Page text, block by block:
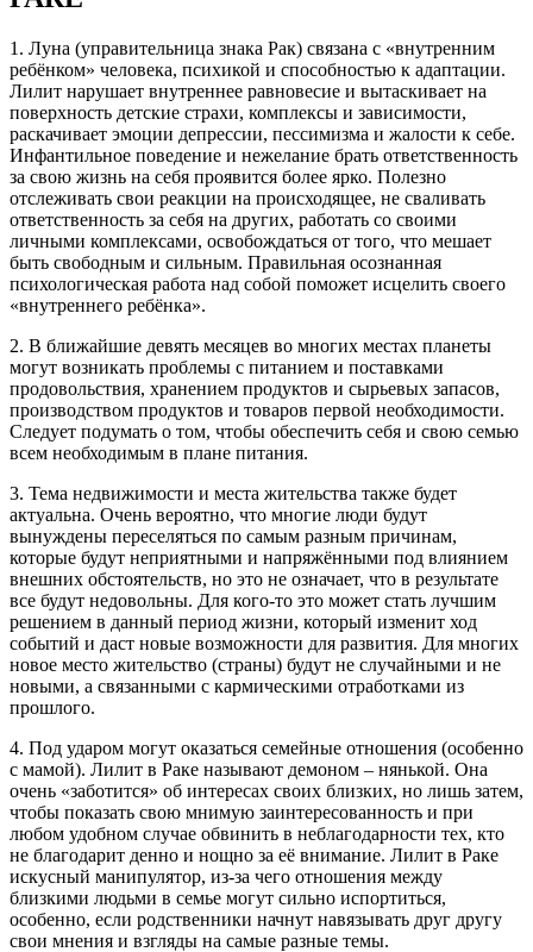
1. Луна (управительница знака Рак) связана с «внутренним
ребёнком» человека, психикой и способностью к адаптации.
Лилит нарушает внутреннее равновесие и вытаскивает на
поверхность детские страхи, комплексы и зависимости,
раскачивает эмоции депрессии, пессимизма и жалости к себе.
Инфантильное поведение и нежелание брать ответственность
за свою жизнь на себя проявится более ярко. Полезно
отслеживать свои реакции на происходящее, не сваливать
ответственность за себя на других, работать со своими
личными комплексами, освобождаться от того, что мешает
быть свободным и сильным. Правильная осознанная
психологическая работа над собой поможет исцелить своего
«внутреннего ребёнка».
2. В ближайшие девять месяцев во многих местах планеты
могут возникать проблемы с питанием и поставками
продовольствия, хранением продуктов и сырьевых запасов,
производством продуктов и товаров первой необходимости.
Следует подумать о том, чтобы обеспечить себя и свою семью
всем необходимым в плане питания.
3. Тема недвижимости и места жительства также будет
актуальна. Очень вероятно, что многие люди будут
вынуждены переселяться по самым разным причинам,
которые будут неприятными и напряжёнными под влиянием
внешних обстоятельств, но это не означает, что в результате
все будут недовольны. Для кого-то это может стать лучшим
решением в данный период жизни, который изменит ход
событий и даст новые возможности для развития. Для многих
новое место жительство (страны) будут не случайными и не
новыми, а связанными с кармическими отработками из
прошлого.
4. Под ударом могут оказаться семейные отношения (особенно
с мамой). Лилит в Раке называют демоном – нянькой. Она
очень «заботится» об интересах своих близких, но лишь затем,
чтобы показать свою мнимую заинтересованность и при
любом удобном случае обвинить в неблагодарности тех, кто
не благодарит денно и нощно за её внимание. Лилит в Раке
искусный манипулятор, из-за чего отношения между
близкими людьми в семье могут сильно испортиться,
особенно, если родственники начнут навязывать друг другу
свои мнения и взгляды на самые разные темы.